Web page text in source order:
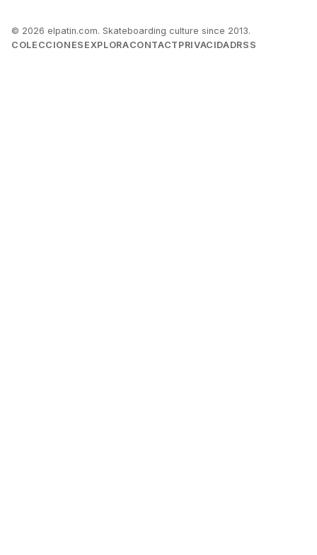
© 2026 elpatin.com. Skateboarding culture since 2013.
COLECCIONES EXPLORACONTACT PRIVACIDADRSS